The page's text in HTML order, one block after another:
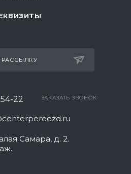
22 ЗАКАЗАТЬ ЗВОНОК
Самара, д. 2.